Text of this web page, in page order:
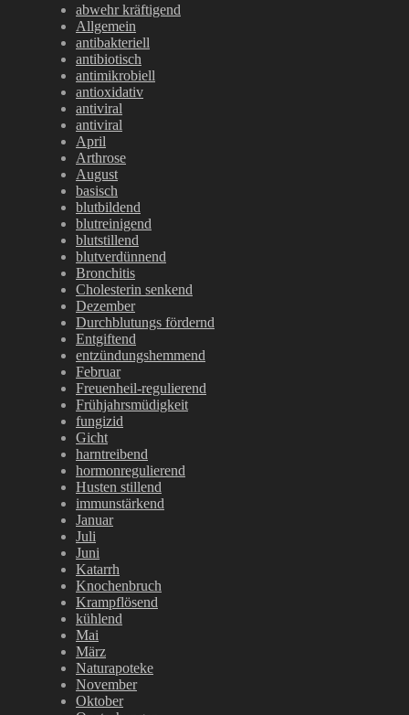
abwehr kräftigend
Allgemein
antibakteriell
antibiotisch
antimikrobiell
antioxidativ
antiviral
antiviral
April
Arthrose
August
basisch
blutbildend
blutreinigend
blutstillend
blutverdünnend
Bronchitis
Cholesterin senkend
Dezember
Durchblutungs fördernd
Entgiftend
entzündungshemmend
Februar
Freuenheil-regulierend
Frühjahrsmüdigkeit
fungizid
Gicht
harntreibend
hormonregulierend
Husten stillend
immunstärkend
Januar
Juli
Juni
Katarrh
Knochenbruch
Krampflösend
kühlend
Mai
März
Naturapoteke
November
Oktober